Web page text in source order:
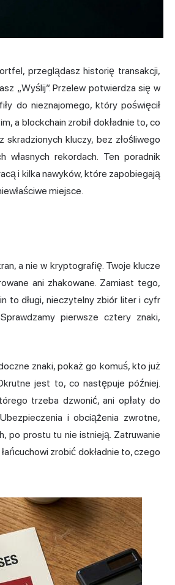
przeglądasz historię transakcji,
„Wyślij”. Przelew potwierdza się w
do nieznajomego, który poświęcił
a blockchain zrobił dokładnie to, co
skradzionych kluczy, bez złośliwego
własnych rekordach. Ten poradnik
i kilka nawyków, które zapobiegają
miejsce.
a nie w kryptografię. Twoje klucze
ani zhakowane. Zamiast tego,
to długi, nieczytelny zbiór liter i cyfr
pierwsze cztery znaki,
znaki, pokaż go komuś, kto już
jest to, co następuje później.
trzeba dzwonić, ani opłaty do
i obciążenia zwrotne,
po prostu tu nie istnieją. Zatruwanie
zrobić dokładnie to, czego